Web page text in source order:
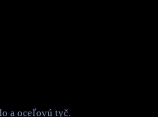
a oceľovú tyč.